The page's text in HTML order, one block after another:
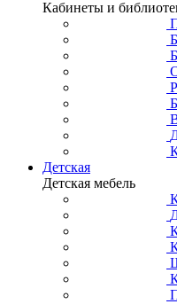
Кабинеты и
Детская
Детская мебель